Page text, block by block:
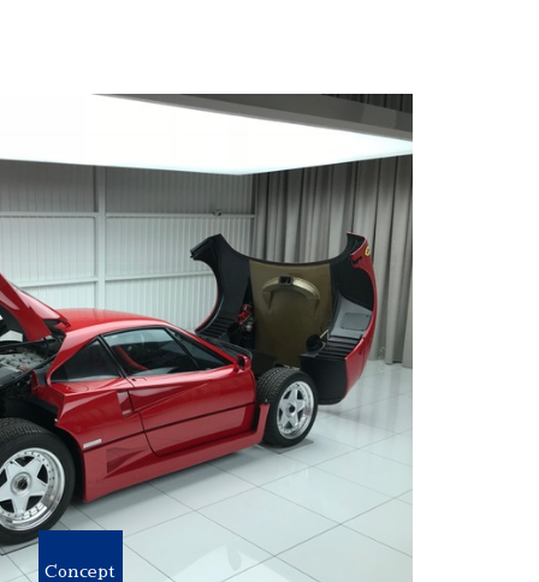
Concept